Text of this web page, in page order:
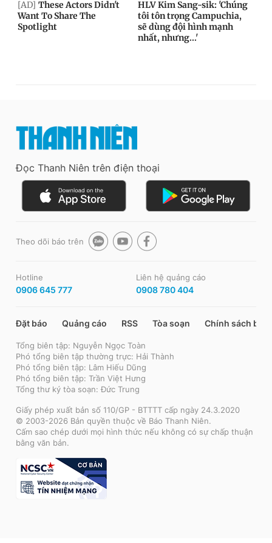
Đọc Thanh Niên trên điện thoại
Theo dõi báo trên
Hotline
0906 645 777
Liên hệ quảng cáo
0908 780 404
Đặt báo Quảng cáo RSS Tòa soạn Chính sách bảo
Tổng biên tập: Nguyễn Ngọc Toàn
Phó tổng biên tập thường trực: Hải Thành
Phó tổng biên tập: Lâm Hiếu Dũng
Phó tổng biên tập: Trần Việt Hưng
Tổng thư ký tòa soạn: Đức Trung
Giấy phép xuất bản số 110/GP - BTTTT cấp ngày 24.3.2020
© 2003-2026 Bản quyền thuộc về Báo Thanh Niên.
Cấm sao chép dưới mọi hình thức nếu không có sự chấp thuận
bằng văn bản.